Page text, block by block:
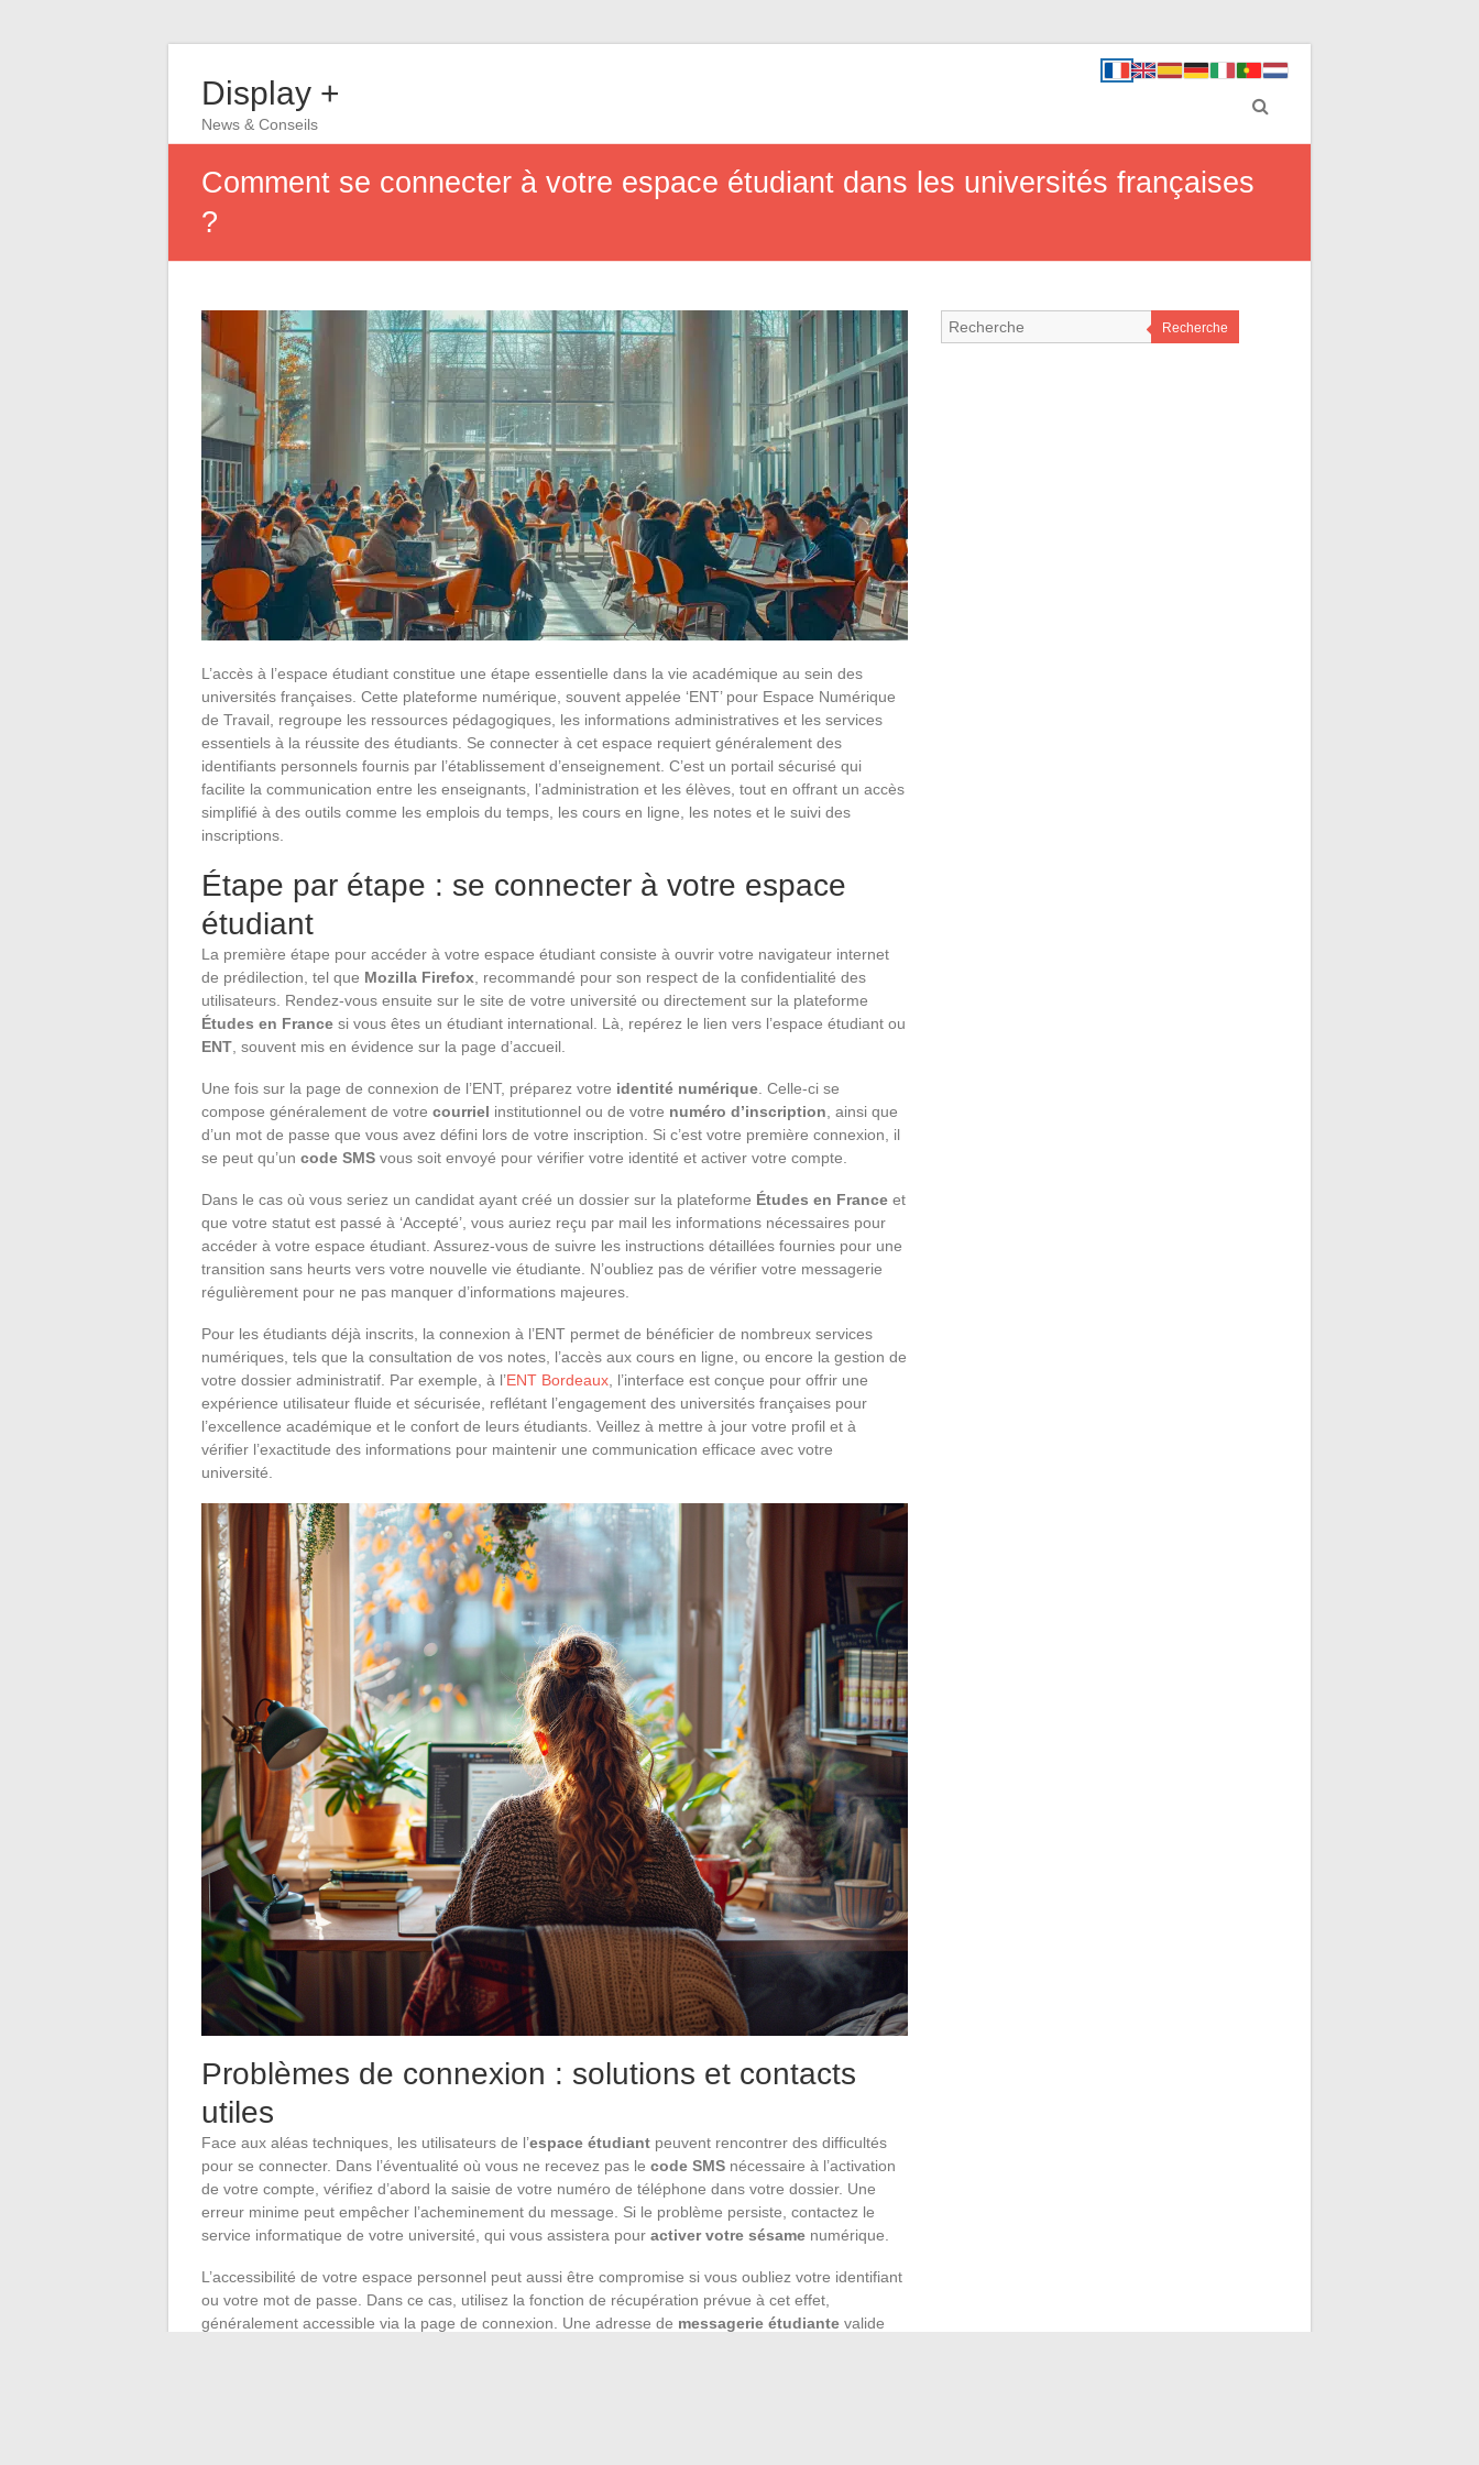
Display +
News & Conseils
Comment se connecter à votre espace étudiant dans les universités françaises
?
L’accès à l’espace étudiant constitue une étape essentielle dans la vie académique au sein des
universités françaises. Cette plateforme numérique, souvent appelée ‘ENT’ pour Espace Numérique
de Travail, regroupe les ressources pédagogiques, les informations administratives et les services
essentiels à la réussite des étudiants. Se connecter à cet espace requiert généralement des
identifiants personnels fournis par l’établissement d’enseignement. C’est un portail sécurisé qui
facilite la communication entre les enseignants, l’administration et les élèves, tout en offrant un accès
simplifié à des outils comme les emplois du temps, les cours en ligne, les notes et le suivi des
inscriptions.
Étape par étape : se connecter à votre espace
étudiant
La première étape pour accéder à votre espace étudiant consiste à ouvrir votre navigateur internet
de prédilection, tel que Mozilla Firefox , recommandé pour son respect de la confidentialité des
utilisateurs. Rendez-vous ensuite sur le site de votre université ou directement sur la plateforme
Études en France si vous êtes un étudiant international. Là, repérez le lien vers l’espace étudiant ou
ENT , souvent mis en évidence sur la page d’accueil.
Une fois sur la page de connexion de l’ENT, préparez votre identité numérique . Celle-ci se
compose généralement de votre courriel institutionnel ou de votre numéro d’inscription , ainsi que
d’un mot de passe que vous avez défini lors de votre inscription. Si c’est votre première connexion, il
se peut qu’un code SMS vous soit envoyé pour vérifier votre identité et activer votre compte.
Dans le cas où vous seriez un candidat ayant créé un dossier sur la plateforme Études en France et
que votre statut est passé à ‘Accepté’, vous auriez reçu par mail les informations nécessaires pour
accéder à votre espace étudiant. Assurez-vous de suivre les instructions détaillées fournies pour une
transition sans heurts vers votre nouvelle vie étudiante. N’oubliez pas de vérifier votre messagerie
régulièrement pour ne pas manquer d’informations majeures.
Pour les étudiants déjà inscrits, la connexion à l’ENT permet de bénéficier de nombreux services
numériques, tels que la consultation de vos notes, l’accès aux cours en ligne, ou encore la gestion de
votre dossier administratif. Par exemple, à l’ENT Bordeaux , l’interface est conçue pour offrir une
expérience utilisateur fluide et sécurisée, reflétant l’engagement des universités françaises pour
l’excellence académique et le confort de leurs étudiants. Veillez à mettre à jour votre profil et à
vérifier l’exactitude des informations pour maintenir une communication efficace avec votre
université.
Problèmes de connexion : solutions et contacts
utiles
Face aux aléas techniques, les utilisateurs de l’espace étudiant peuvent rencontrer des difficultés
pour se connecter. Dans l’éventualité où vous ne recevez pas le code SMS nécessaire à l’activation
de votre compte, vérifiez d’abord la saisie de votre numéro de téléphone dans votre dossier. Une
erreur minime peut empêcher l’acheminement du message. Si le problème persiste, contactez le
service informatique de votre université, qui vous assistera pour activer votre sésame numérique.
L’accessibilité de votre espace personnel peut aussi être compromise si vous oubliez votre identifiant
ou votre mot de passe. Dans ce cas, utilisez la fonction de récupération prévue à cet effet,
généralement accessible via la page de connexion. Une adresse de messagerie étudiante valide
Recherche